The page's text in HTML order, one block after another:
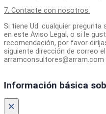
7. Contacte con nosotros.
Si tiene Ud. cualquier
en este Aviso Legal, o si le
recomendación, por favor
siguiente dirección de correo
arramconsultores@arram.com
Información básica
×